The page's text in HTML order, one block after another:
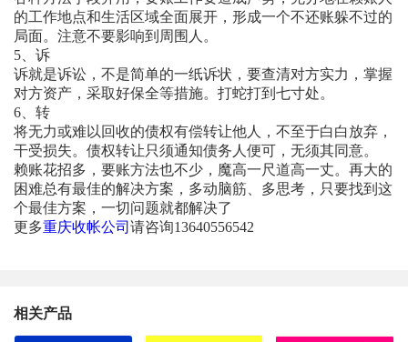
的工作地点和生活区域全面展开，形成一个不还账躲不过的
局面。注意不要影响到周围人。
5、诉
诉就是诉讼，不是简单的一纸诉状，要查清对方实力，掌握
对方资产，采取好保全等措施。打蛇打到七寸处。
6、转
将无力或难以回收的债权有偿转让他人，不至于白白放弃，
干受损失。债权转让只须通知债务人便可，无须其同意。
赖账花招多，要账方法也不少，魔高一尺道高一丈。再大的
困难总有最佳的解决方案，多动脑筋、多思考，只要找到这
个最佳方案，一切问题就都解决了
更多重庆收帐公司 请咨询13640556542
相关产品